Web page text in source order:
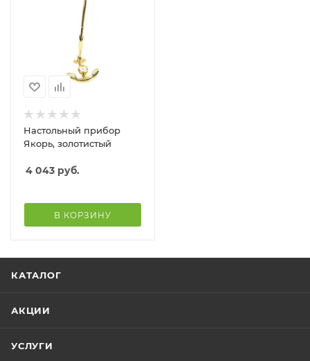
Настольный прибор
Якорь, золотистый
4 043 руб.
В КОРЗИНУ
КАТАЛОГ
АКЦИИ
УСЛУГИ